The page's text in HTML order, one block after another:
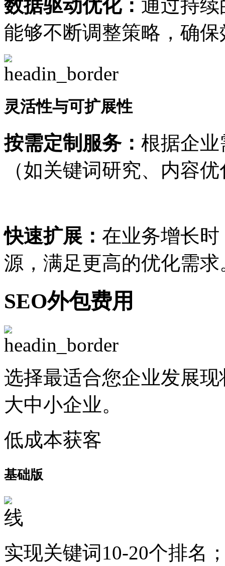
数据驱动优化： 通过持
能够不断调整策略，确
灵活性与可扩展性
按需定制服务： 根据企业
（如关键词研究、内容
快速扩展： 在业务增长
源，满足更高的优化需求
SEO外包费用
选择最适合您企业发展
大中小企业。
低成本获客
基础版
实现关键词10-20个排名